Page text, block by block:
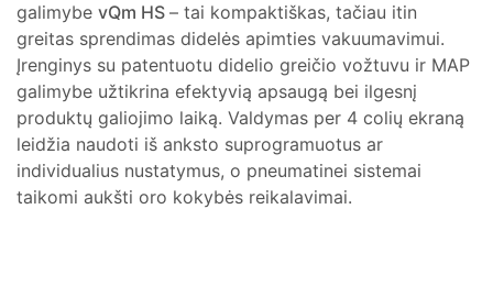
galimybe vQm HS – tai kompaktiškas, tačiau itin
greitas sprendimas didelės apimties vakuumavimui.
Įrenginys su patentuotu didelio greičio vožtuvu ir MAP
galimybe užtikrina efektyvią apsaugą bei ilgesnį
produktų galiojimo laiką. Valdymas per 4 colių ekraną
leidžia naudoti iš anksto suprogramuotus ar
individualius nustatymus, o pneumatinei sistemai
taikomi aukšti oro kokybės reikalavimai.